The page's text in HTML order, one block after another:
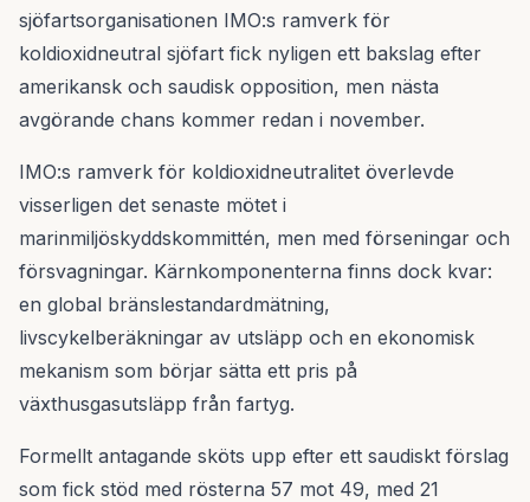
sjöfartsorganisationen IMO:s ramverk för
koldioxidneutral sjöfart fick nyligen ett bakslag efter
amerikansk och saudisk opposition, men nästa
avgörande chans kommer redan i november.
IMO:s ramverk för koldioxidneutralitet överlevde
visserligen det senaste mötet i
marinmiljöskyddskommittén, men med förseningar och
försvagningar. Kärnkomponenterna finns dock kvar:
en global bränslestandardmätning,
livscykelberäkningar av utsläpp och en ekonomisk
mekanism som börjar sätta ett pris på
växthusgasutsläpp från fartyg.
Formellt antagande sköts upp efter ett saudiskt förslag
som fick stöd med rösterna 57 mot 49, med 21